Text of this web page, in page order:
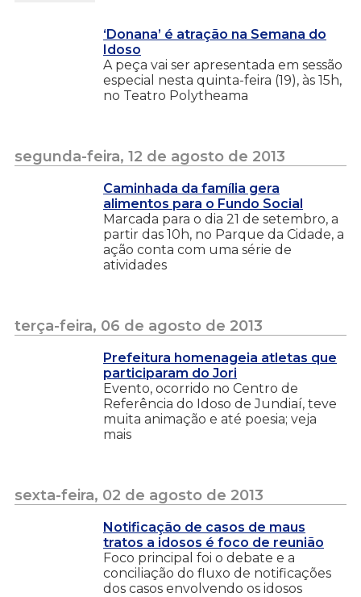
‘Donana’ é atração na Semana do
Idoso
A peça vai ser apresentada em sessão
especial nesta quinta-feira (19), às 15h,
no Teatro Polytheama
segunda-feira, 12 de agosto de 2013
Caminhada da família gera
alimentos para o Fundo Social
Marcada para o dia 21 de setembro, a
partir das 10h, no Parque da Cidade, a
ação conta com uma série de
atividades
terça-feira, 06 de agosto de 2013
Prefeitura homenageia atletas que
participaram do Jori
Evento, ocorrido no Centro de
Referência do Idoso de Jundiaí, teve
muita animação e até poesia; veja
mais
sexta-feira, 02 de agosto de 2013
Notificação de casos de maus
tratos a idosos é foco de reunião
Foco principal foi o debate e a
conciliação do fluxo de notificações
dos casos envolvendo os idosos